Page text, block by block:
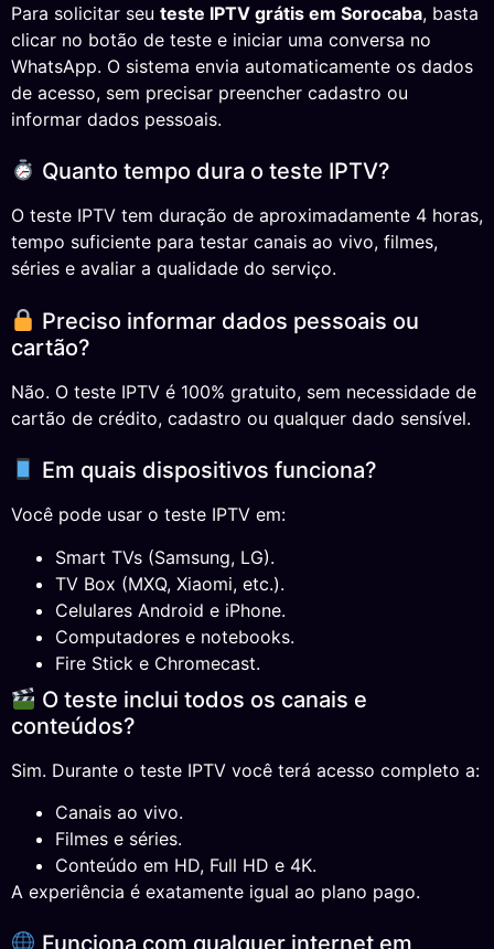
Para solicitar seu teste IPTV grátis em Sorocaba, basta
clicar no botão de teste e iniciar uma conversa no
WhatsApp. O sistema envia automaticamente os dados
de acesso, sem precisar preencher cadastro ou
informar dados pessoais.
Quanto tempo dura o teste IPTV?
O teste IPTV tem duração de aproximadamente 4 horas,
tempo suficiente para testar canais ao vivo, filmes,
séries e avaliar a qualidade do serviço.
Preciso informar dados pessoais ou
cartão?
Não. O teste IPTV é 100% gratuito, sem necessidade de
cartão de crédito, cadastro ou qualquer dado sensível.
Em quais dispositivos funciona?
Você pode usar o teste IPTV em:
Smart TVs (Samsung, LG).
TV Box (MXQ, Xiaomi, etc.).
Celulares Android e iPhone.
Computadores e notebooks.
Fire Stick e Chromecast.
O teste inclui todos os canais e
conteúdos?
Sim. Durante o teste IPTV você terá acesso completo a:
Canais ao vivo.
Filmes e séries.
Conteúdo em HD, Full HD e 4K.
A experiência é exatamente igual ao plano pago.